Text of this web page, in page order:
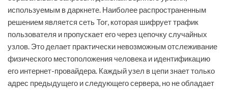
используемым в даркнете. Наиболее распространенным
решением является сеть Tor, которая шифрует трафик
пользователя и пропускает его через цепочку случайных
узлов. Это делает практически невозможным отслеживание
физического местоположения человека и идентификацию
его интернет-провайдера. Каждый узел в цепи знает только
адрес предыдущего и следующего сервера, но не обладает